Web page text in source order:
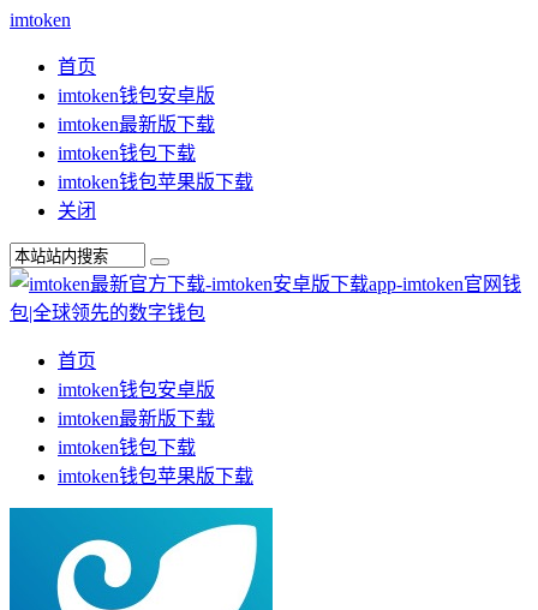
imtoken
首页
imtoken钱包安卓版
imtoken最新版下载
imtoken钱包下载
imtoken钱包苹果版下载
关闭
首页
imtoken钱包安卓版
imtoken最新版下载
imtoken钱包下载
imtoken钱包苹果版下载